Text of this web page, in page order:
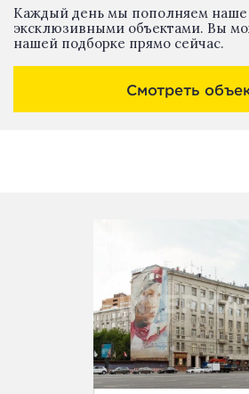
Каждый день мы пополняем
эксклюзивными объектами. Вы
нашей подборке прямо сейчас.
Смотреть